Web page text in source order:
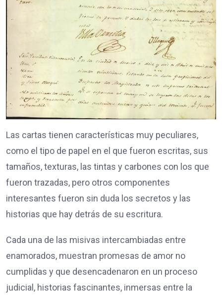
Las cartas tienen características muy peculiares,
como el tipo de papel en el que fueron escritas, sus
tamaños, texturas, las tintas y carbones con los que
fueron trazadas, pero otros componentes
interesantes fueron sin duda los secretos y las
historias que hay detrás de su escritura.
Cada una de las misivas intercambiadas entre
enamorados, muestran promesas de amor no
cumplidas y que desencadenaron en un proceso
judicial, historias fascinantes, inmersas entre la